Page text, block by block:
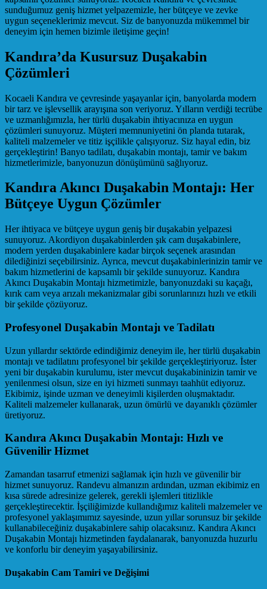
sunduğumuz geniş hizmet yelpazemizle, her bütçeye ve zevke
uygun seçeneklerimiz mevcut. Siz de banyonuzda mükemmel bir
deneyim için hemen bizimle iletişime geçin!
Kandıra’da Kusursuz Duşakabin
Çözümleri
Kocaeli Kandıra ve çevresinde yaşayanlar için, banyolarda modern
bir tarz ve işlevsellik arayışına son veriyoruz. Yılların verdiği tecrübe
ve uzmanlığımızla, her türlü duşakabin ihtiyacınıza en uygun
çözümleri sunuyoruz. Müşteri memnuniyetini ön planda tutarak,
kaliteli malzemeler ve titiz işçilikle çalışıyoruz. Siz hayal edin, biz
gerçekleştirin! Banyo tadilatı, duşakabin montajı, tamir ve bakım
hizmetlerimizle, banyonuzun dönüşümünü sağlıyoruz.
Kandıra Akıncı Duşakabin Montajı: Her
Bütçeye Uygun Çözümler
Her ihtiyaca ve bütçeye uygun geniş bir duşakabin yelpazesi
sunuyoruz. Akordiyon duşakabinlerden şık cam duşakabinlere,
modern yerden duşakabinlere kadar birçok seçenek arasından
dilediğinizi seçebilirsiniz. Ayrıca, mevcut duşakabinlerinizin tamir ve
bakım hizmetlerini de kapsamlı bir şekilde sunuyoruz. Kandıra
Akıncı Duşakabin Montajı hizmetimizle, banyonuzdaki su kaçağı,
kırık cam veya arızalı mekanizmalar gibi sorunlarınızı hızlı ve etkili
bir şekilde çözüyoruz.
Profesyonel Duşakabin Montajı ve Tadilatı
Uzun yıllardır sektörde edindiğimiz deneyim ile, her türlü duşakabin
montajı ve tadilatını profesyonel bir şekilde gerçekleştiriyoruz. İster
yeni bir duşakabin kurulumu, ister mevcut duşakabininizin tamir ve
yenilenmesi olsun, size en iyi hizmeti sunmayı taahhüt ediyoruz.
Ekibimiz, işinde uzman ve deneyimli kişilerden oluşmaktadır.
Kaliteli malzemeler kullanarak, uzun ömürlü ve dayanıklı çözümler
üretiyoruz.
Kandıra Akıncı Duşakabin Montajı: Hızlı ve
Güvenilir Hizmet
Zamandan tasarruf etmenizi sağlamak için hızlı ve güvenilir bir
hizmet sunuyoruz. Randevu almanızın ardından, uzman ekibimiz en
kısa sürede adresinize gelerek, gerekli işlemleri titizlikle
gerçekleştirecektir. İşçiliğimizde kullandığımız kaliteli malzemeler ve
profesyonel yaklaşımımız sayesinde, uzun yıllar sorunsuz bir şekilde
kullanabileceğiniz duşakabinlere sahip olacaksınız. Kandıra Akıncı
Duşakabin Montajı hizmetinden faydalanarak, banyonuzda huzurlu
ve konforlu bir deneyim yaşayabilirsiniz.
Duşakabin Cam Tamiri ve Değişimi